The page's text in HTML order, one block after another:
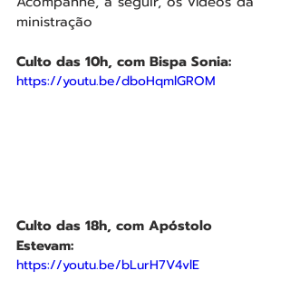
ministração
Culto das 10h, com Bispa Sonia:
https://youtu.be/dboHqmlGROM
Culto das 18h, com Apóstolo
Estevam:
https://youtu.be/bLurH7V4vlE